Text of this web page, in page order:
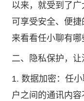
以来，就受到了
可享受安全、便
来看看任小聊有哪
二、隐私保护，
1. 数据加密：任
户之间的通讯内